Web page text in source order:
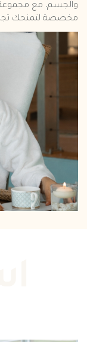
والجسم، مع مجموعة
مخصصة لتمنحك